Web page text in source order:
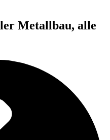
Metallbau, alle